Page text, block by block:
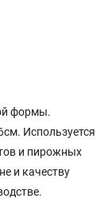
формы.
Используется
и пирожных
и качеству